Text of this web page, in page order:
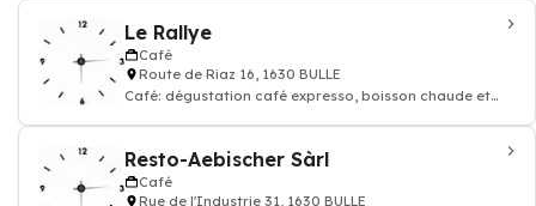
Le Rallye
Café
Route de Riaz 16, 1630 BULLE
Café: dégustation café expresso, boisson chaude et
Resto-Aebischer Sàrl
Café
Rue de l'Industrie 31, 1630 BULLE